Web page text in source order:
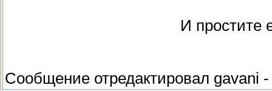
И простите
Сообщение отредактировал gavani